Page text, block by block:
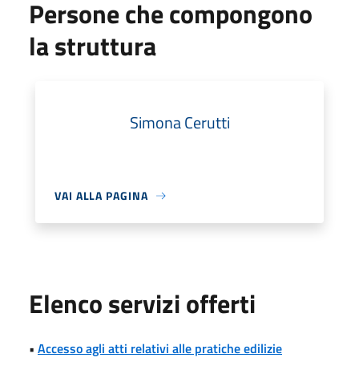
Persone che compongono
la struttura
Simona Cerutti
VAI ALLA PAGINA
Elenco servizi offerti
• Accesso agli atti relativi alle pratiche edilizie